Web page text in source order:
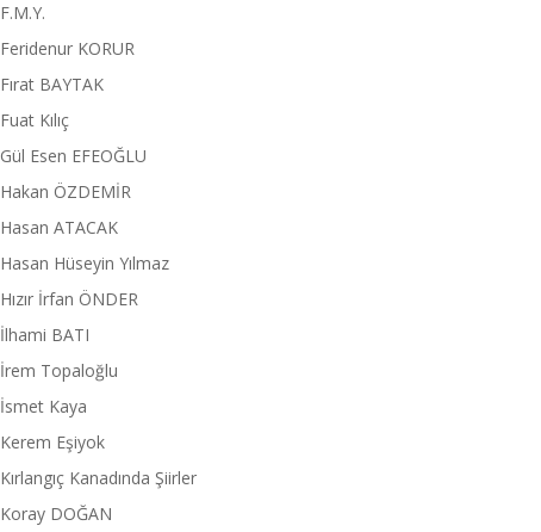
F.M.Y.
Feridenur KORUR
Fırat BAYTAK
Fuat Kılıç
Gül Esen EFEOĞLU
Hakan ÖZDEMİR
Hasan ATACAK
Hasan Hüseyin Yılmaz
Hızır İrfan ÖNDER
İlhami BATI
İrem Topaloğlu
İsmet Kaya
Kerem Eşiyok
Kırlangıç Kanadında Şiirler
Koray DOĞAN